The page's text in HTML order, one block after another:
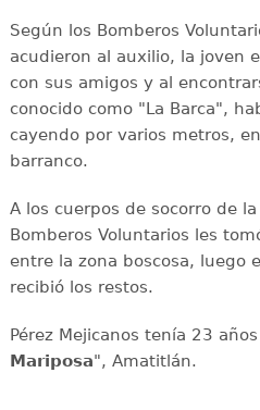
Según los Bomberos
acudieron al auxilio, la joven
con sus amigos y al
conocido como "La Barca",
cayendo por varios metros,
barranco.
A los cuerpos de socorro de
Bomberos Voluntarios les
entre la zona boscosa, luego
recibió los restos.
Pérez Mejicanos tenía 23
Mariposa", Amatitlán.